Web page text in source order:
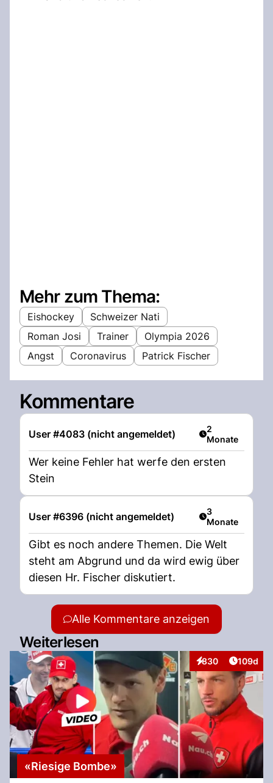
Mehr zum Thema:
Eishockey
Schweizer Nati
Roman Josi
Trainer
Olympia 2026
Angst
Coronavirus Patrick Fischer
Kommentare
User #4083 (nicht angemeldet) Artikel
2
Monate
Wer keine Fehler hat werfe den ersten
Stein
User #6396 (nicht angemeldet) Artikel
3
Monate
Gibt es noch andere Themen. Die Welt
steht am Abgrund und da wird ewig über
diesen Hr. Fischer diskutiert.
Alle Kommentare anzeigen
Weiterlesen
830
InteraktionenArtikel
109d
«Riesige Bombe»